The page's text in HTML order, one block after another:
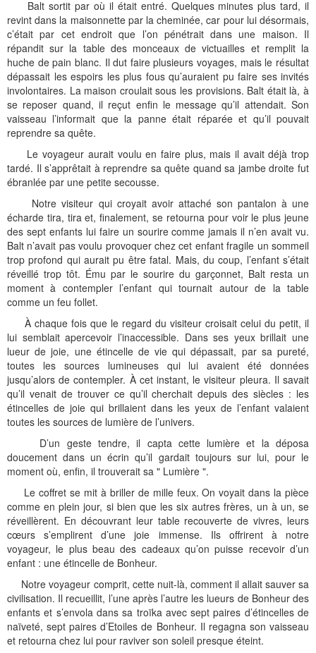
Balt sortit par où il était entré. Quelques minutes plus tard, il
revint dans la maisonnette par la cheminée, car pour lui désormais,
c’était par cet endroit que l’on pénétrait dans une maison. Il
répandit sur la table des monceaux de victuailles et remplit la
huche de pain blanc. Il dut faire plusieurs voyages, mais le résultat
dépassait les espoirs les plus fous qu’auraient pu faire ses invités
involontaires. La maison croulait sous les provisions. Balt était là, à
se reposer quand, il reçut enfin le message qu’il attendait. Son
vaisseau l’informait que la panne était réparée et qu’il pouvait
reprendre sa quête.
Le voyageur aurait voulu en faire plus, mais il avait déjà trop
tardé. Il s’apprêtait à reprendre sa quête quand sa jambe droite fut
ébranlée par une petite secousse.
Notre visiteur qui croyait avoir attaché son pantalon à une
écharde tira, tira et, finalement, se retourna pour voir le plus jeune
des sept enfants lui faire un sourire comme jamais il n’en avait vu.
Balt n’avait pas voulu provoquer chez cet enfant fragile un sommeil
trop profond qui aurait pu être fatal. Mais, du coup, l’enfant s’était
réveillé trop tôt. Ému par le sourire du garçonnet, Balt resta un
moment à contempler l’enfant qui tournait autour de la table
comme un feu follet.
À chaque fois que le regard du visiteur croisait celui du petit, il
lui semblait apercevoir l’inaccessible. Dans ses yeux brillait une
lueur de joie, une étincelle de vie qui dépassait, par sa pureté,
toutes les sources lumineuses qui lui avaient été données
jusqu’alors de contempler. À cet instant, le visiteur pleura. Il savait
qu’il venait de trouver ce qu’il cherchait depuis des siècles : les
étincelles de joie qui brillaient dans les yeux de l’enfant valaient
toutes les sources de lumière de l’univers.
D’un geste tendre, il capta cette lumière et la déposa
doucement dans un écrin qu’il gardait toujours sur lui, pour le
moment où, enfin, il trouverait sa " Lumière ".
Le coffret se mit à briller de mille feux. On voyait dans la pièce
comme en plein jour, si bien que les six autres frères, un à un, se
réveillèrent. En découvrant leur table recouverte de vivres, leurs
cœurs s’emplirent d’une joie immense. Ils offrirent à notre
voyageur, le plus beau des cadeaux qu’on puisse recevoir d’un
enfant : une étincelle de Bonheur.
Notre voyageur comprit, cette nuit-là, comment il allait sauver sa
civilisation. Il recueillit, l’une après l’autre les lueurs de Bonheur des
enfants et s’envola dans sa troïka avec sept paires d’étincelles de
naïveté, sept paires d’Etoiles de Bonheur. Il regagna son vaisseau
et retourna chez lui pour raviver son soleil presque éteint.